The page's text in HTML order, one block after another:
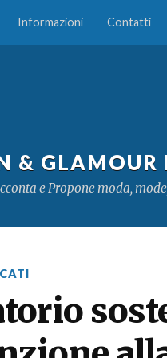
Informazioni Contatti
& GLAMOUR
e Propone moda,